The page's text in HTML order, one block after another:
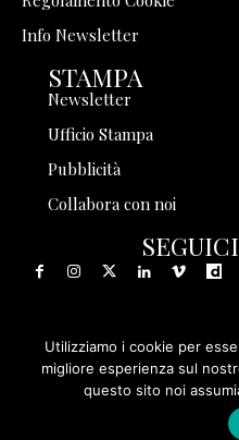
Info Newsletter
STAMPA
Newsletter
Ufficio Stampa
Pubblicità
Collabora con noi
SEGUICI
© 1999 - 2025 Storia in
IVA
Utilizziamo i cookie per
migliore esperienza sul
questo sito noi